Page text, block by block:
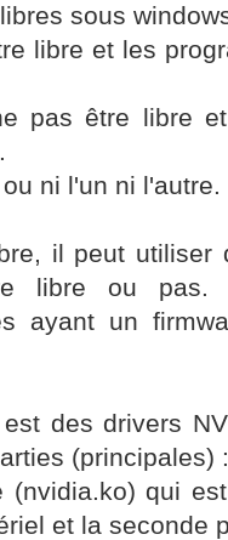
sous
libre et les
pas être libre
ni l'un ni l'autre.
il peut utiliser
libre ou pas.
ayant un
des drivers
(principales) :
(nvidia.ko) qui
et la seconde